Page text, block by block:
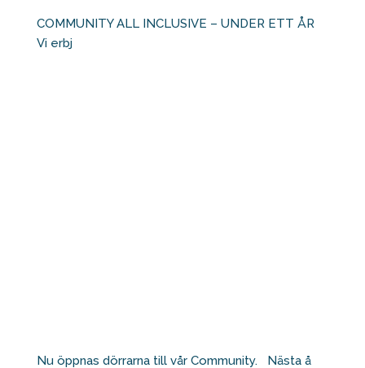
COMMUNITY ALL INCLUSIVE – UNDER ETT ÅR ⁠ ⁠
Vi erbj
Nu öppnas dörrarna till vår Community. ⁠ ⁠ Nästa å